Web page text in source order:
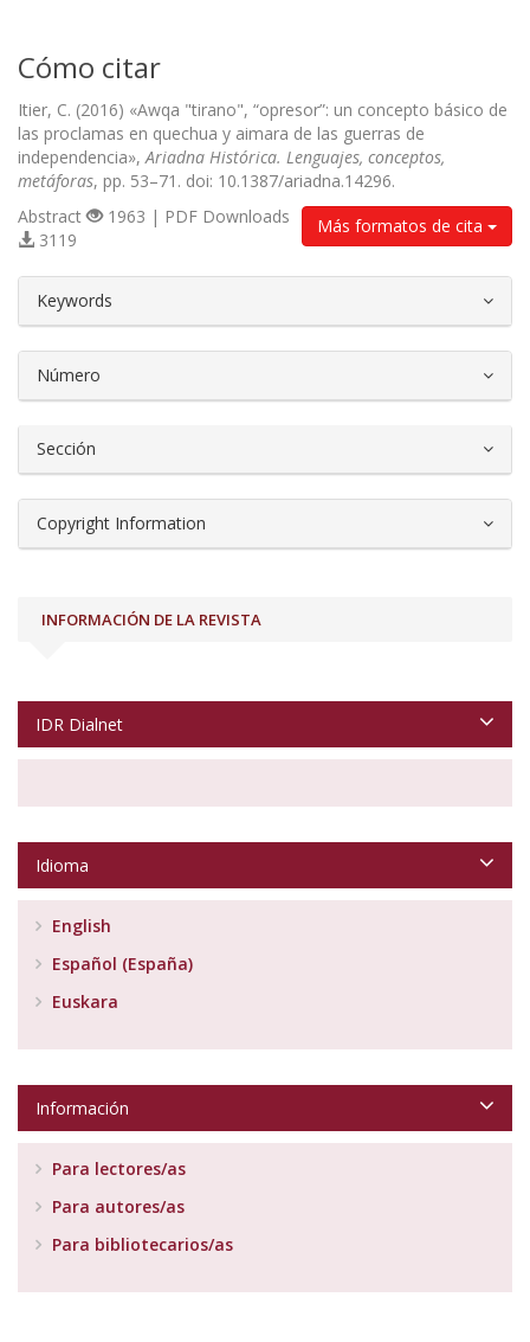
Cómo citar
Itier, C. (2016) «Awqa "tirano", “opresor”: un concepto básico de
las proclamas en quechua y aimara de las guerras de
independencia»,Ariadna Histórica. Lenguajes, conceptos,
metáforas, pp. 53–71. doi: 10.1387/ariadna.14296.
Más formatos de cita
Abstract
1963 | PDF Downloads
3119
Keywords
Número
Sección
Copyright Information
INFORMACIÓN DE LA REVISTA
IDR Dialnet
Idioma
English
Español (España)
Euskara
Información
Para lectores/as
Para autores/as
Para bibliotecarios/as